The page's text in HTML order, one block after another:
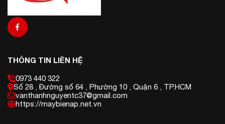
THÔNG TIN LIÊN HỆ
0973 440 322
Số 28 , Đường số 64 , Phường 10 , Quận 6 , TP.HCM
vanthanhnguyentc37@gmail.com
https://maybienap.net.vn